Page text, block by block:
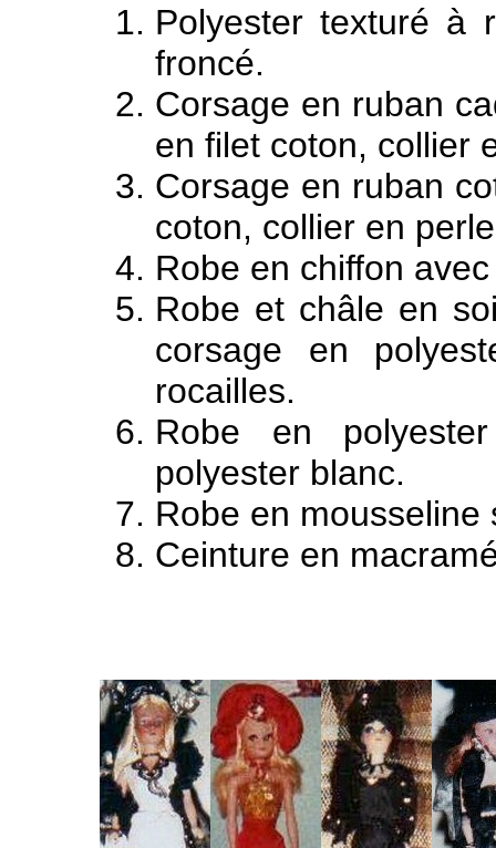
Polyester texturé à
froncé.
Corsage en ruban
en filet coton, collier
Corsage en ruban
coton, collier en
Robe en chiffon
Robe et châle en
corsage en
rocailles.
Robe en
polyester blanc.
Robe en
Ceinture en